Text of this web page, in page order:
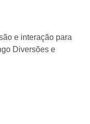
e interação para
Diversões e